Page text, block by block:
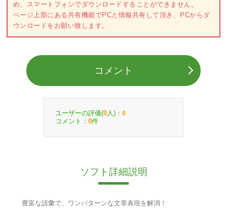
め、スマートフォンでダウンロードすることができません。
ページ上部にある共有機能でPCと情報共有して頂き、PCからダ
ウンロードをお願い致します。
コメント
ユーザーの評価(0 人)： 0
コメント： 0件
ソフト詳細説明
豊富な語彙で、ワンパターンな文章表現を解消！